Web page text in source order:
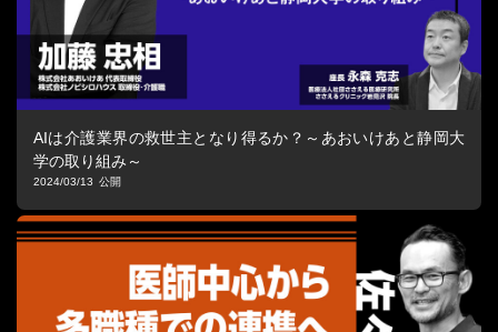
AIは介護業界の救世主となり得るか？～あおいけあと静岡大
学の取り組み～
2024/03/13